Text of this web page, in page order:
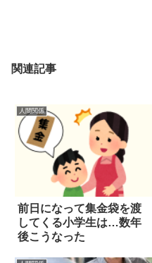
関連記事
人間関係
前日になって集金袋を渡
してくる小学生は…数年
後こうなった